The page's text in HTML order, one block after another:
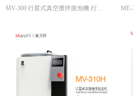
行星式攪拌機 真空攪拌機 真空
MV-300 行星式真空攪拌脫泡機 行星
行
ME-
最